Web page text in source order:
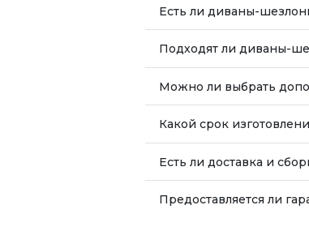
Есть ли диваны-
Подходят ли диваны-
Можно ли выбрать
Какой срок
Есть ли доставка и
Предоставляется ли